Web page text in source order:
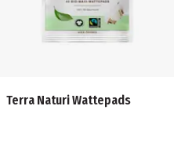
Terra Naturi Wattepads